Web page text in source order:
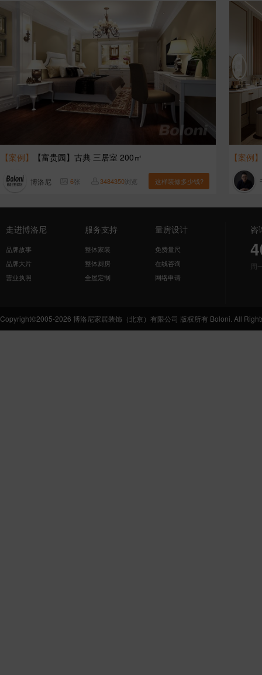
【案例】 【富贵园】古典 三居室 200㎡
博洛尼 6张 3484350浏览 这样装修多少钱?
【案例】
走进博洛尼
品牌故事
品牌大片
营业执照
服务支持
整体家装
整体厨房
全屋定制
量房设计
免费量尺
在线咨询
网络申请
咨
周
Copyright©2005-2026 博洛尼家居装饰（北京）有限公司 版权所有 Boloni. All